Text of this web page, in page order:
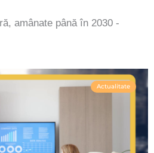
amânate până în 2030 -
Actualitate